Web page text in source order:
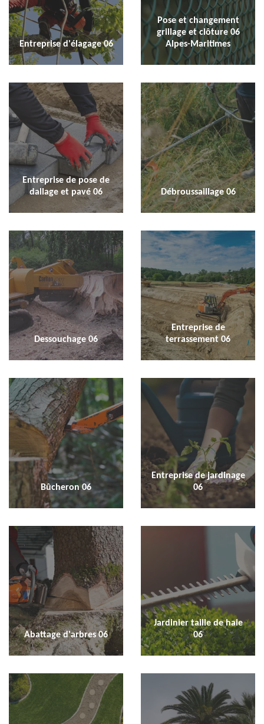
Entreprise d'élagage 06
Pose et changement
grillage et clôture 06
Alpes-Maritimes
Entreprise de pose de
dallage et pavé 06
Débroussaillage 06
Dessouchage 06
Entreprise de
terrassement 06
Bûcheron 06
Entreprise de jardinage
06
Abattage d'arbres 06
Jardinier taille de haie
06